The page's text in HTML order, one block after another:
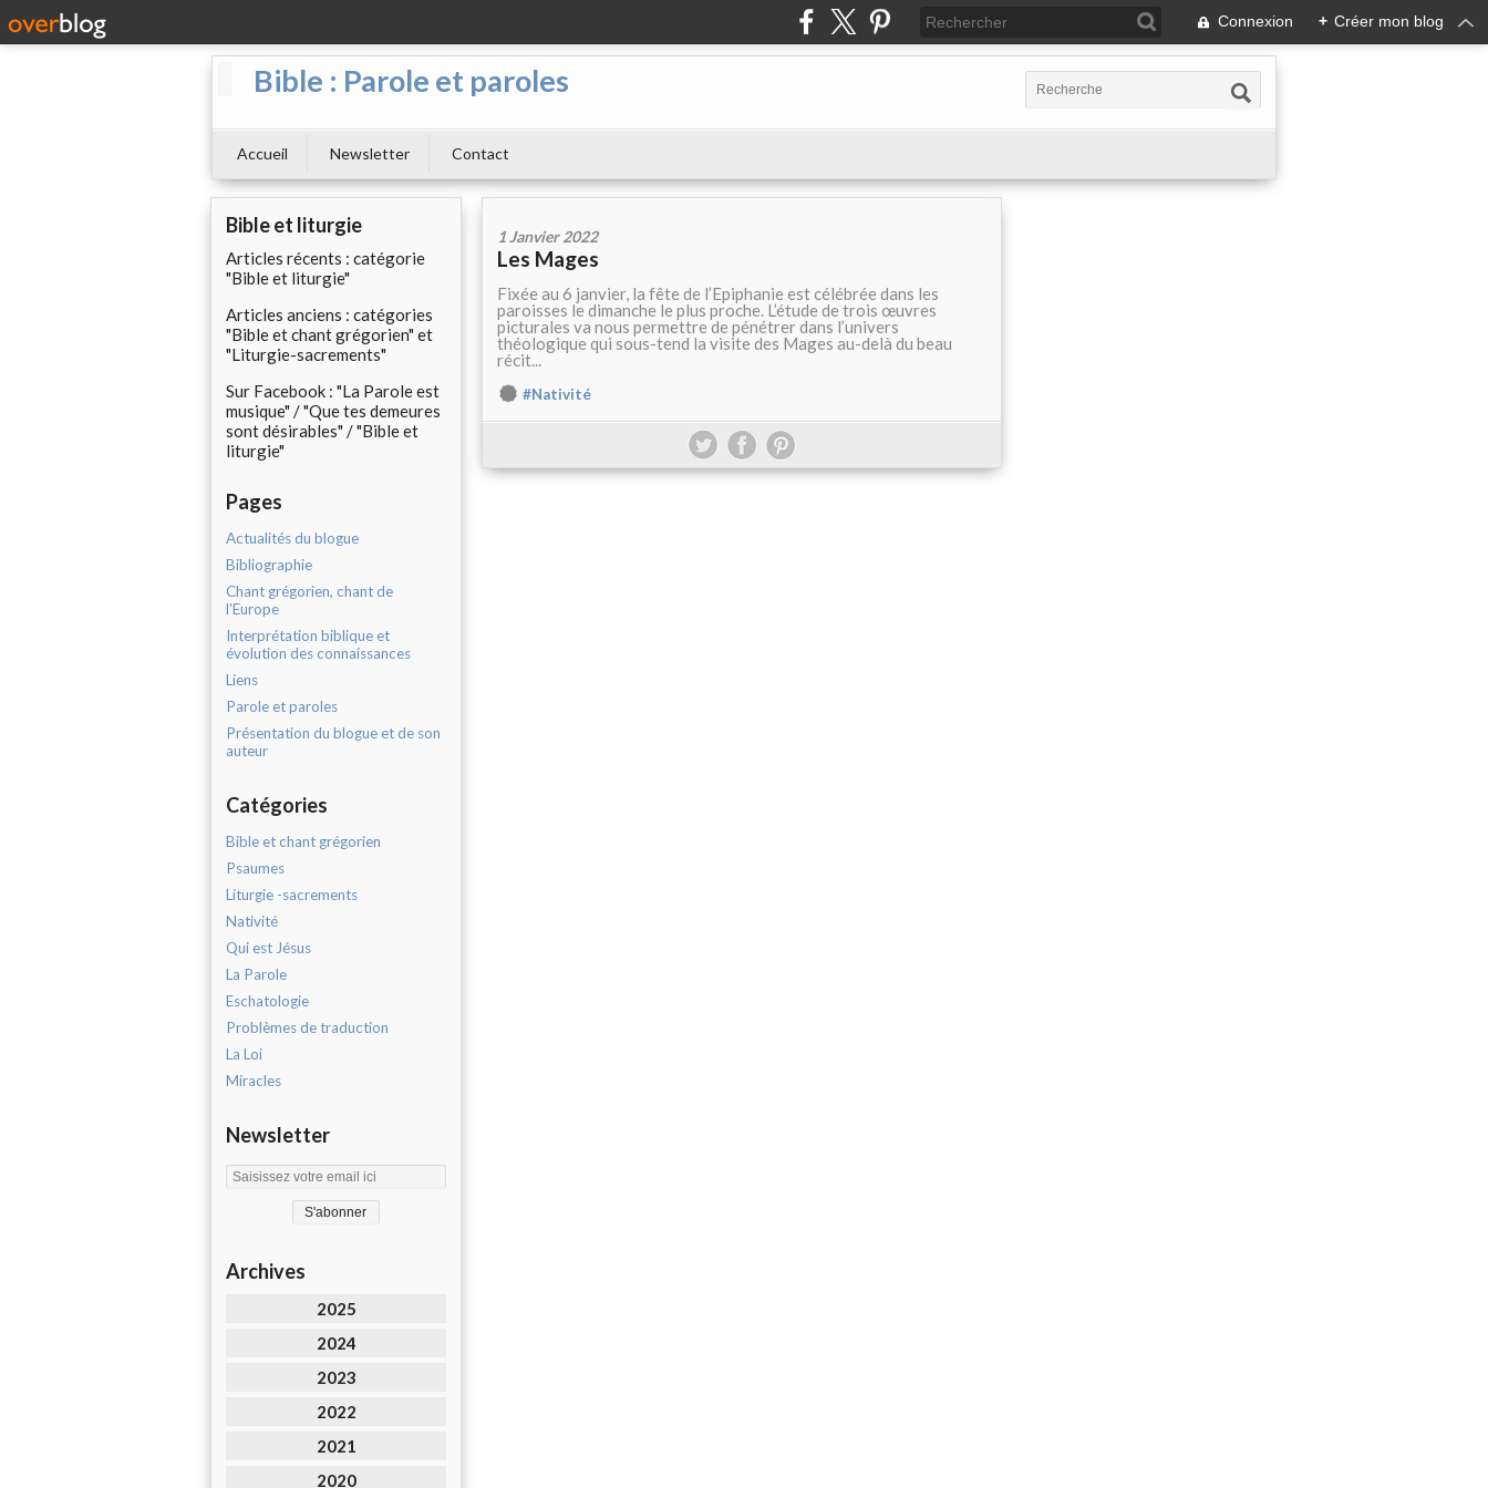
Connexion + Créer mon blog
Bible : Parole et paroles
Accueil Newsletter Contact
Bible et liturgie
Articles récents : catégorie
"Bible et liturgie"
Articles anciens : catégories
"Bible et chant grégorien" et
"Liturgie-sacrements"
Sur Facebook : "La Parole est
musique" / "Que tes demeures
sont désirables" / "Bible et
liturgie"
Pages
Actualités du blogue
Bibliographie
Chant grégorien, chant de
l'Europe
Interprétation biblique et
évolution des connaissances
Liens
Parole et paroles
Présentation du blogue et de son
auteur
Catégories
Bible et chant grégorien
Psaumes
Liturgie -sacrements
Nativité
Qui est Jésus
La Parole
Eschatologie
Problèmes de traduction
La Loi
Miracles
Newsletter
Archives
2025
2024
2023
2022
2021
2020
1 Janvier 2022
Les Mages
Fixée au 6 janvier, la fête de l’Epiphanie est célébrée dans les
paroisses le dimanche le plus proche. L’étude de trois œuvres
picturales va nous permettre de pénétrer dans l’univers
théologique qui sous-tend la visite des Mages au-delà du beau
récit...
#Nativité